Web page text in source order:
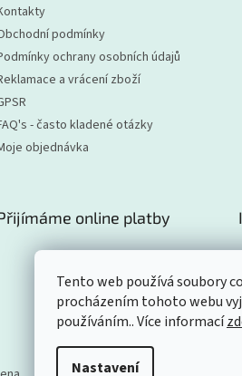
Tento web používá soubory
procházením tohoto webu
používáním.. Více informací
Nastavení
podmínky
ochrany osobních údajů
a vrácení zboží
- často kladené otázky
objednávka
online platby